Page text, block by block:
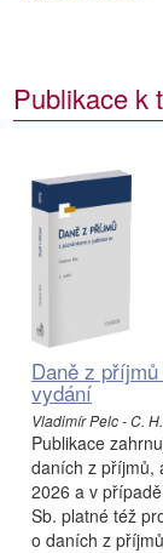
Publikace k
Daně z
vydání
Vladimír Pelc - C.
Publikace
daních z příjmů,
2026 a v
Sb. platné též
o daních z